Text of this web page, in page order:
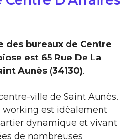
des bureaux de Centre
est 65 Rue De La
Aunès (34130).
ville de Saint Aunès,
working est idéalement
dynamique et vivant,
de nombreuses